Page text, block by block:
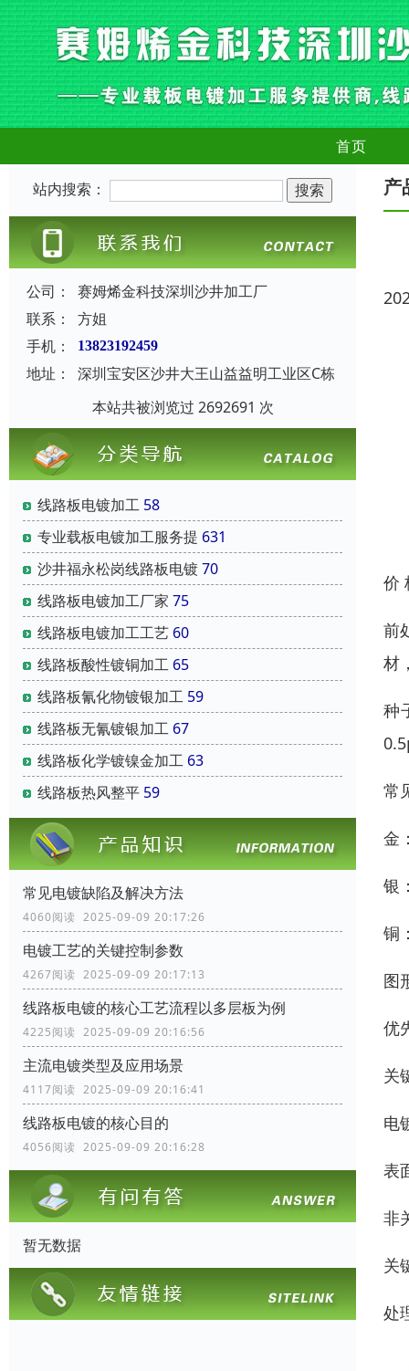
首页
站内搜索：
公司：
赛姆烯金科技深圳沙井加工厂
联系：
方姐
手机：
13823192459
地址：
深圳宝安区沙井大王山益益明工业区C栋
本站共被浏览过 2692691 次
线路板电镀加工 58
专业载板电镀加工服务提 631
沙井福永松岗线路板电镀70
线路板电镀加工厂家 75
线路板电镀加工工艺 60
线路板酸性镀铜加工 65
线路板氰化物镀银加工 59
线路板无氰镀银加工 67
线路板化学镀镍金加工 63
线路板热风整平 59
常见电镀缺陷及解决方法
4060阅读 2025-09-09 20:17:26
电镀工艺的关键控制参数
4267阅读 2025-09-09 20:17:13
线路板电镀的核心工艺流程以多层板为例
4225阅读 2025-09-09 20:16:56
主流电镀类型及应用场景
4117阅读 2025-09-09 20:16:41
线路板电镀的核心目的
4056阅读 2025-09-09 20:16:28
暂无数据
产
价
前
材
种
常
金
银
铜
图
优
关
电
表
非
关
处